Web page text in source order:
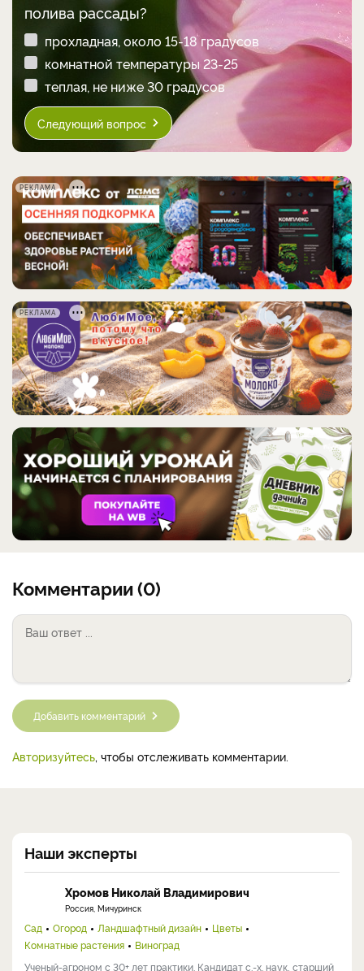
полива рассады?
прохладная, около 15-18 градусов
комнатной температуры 23-25
теплая, не ниже 30 градусов
Следующий вопрос
РЕКЛАМА
РЕКЛАМА
Комментарии (0)
Добавить комментарий
Авторизуйтесь, чтобы отслеживать комментарии.
Наши эксперты
Хромов Николай Владимирович
Россия, Мичуринск
Сад Огород Ландшафтный дизайн
Цветы
Комнатные растения
Виноград
Ученый-агроном с 30+ лет практики. Кандидат с.-х. наук, старший